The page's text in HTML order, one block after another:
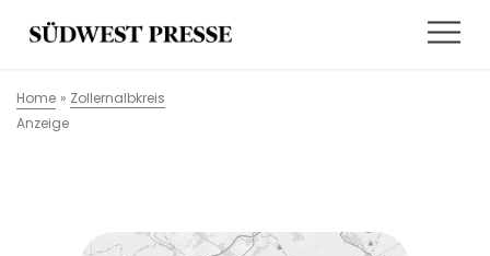
Home » Zollernalbkreis
Anzeige